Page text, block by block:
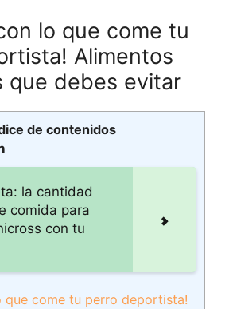
lo que come tu
Alimentos
que debes evitar
de contenidos
la cantidad
comida para
con tu
que come tu perro deportista!